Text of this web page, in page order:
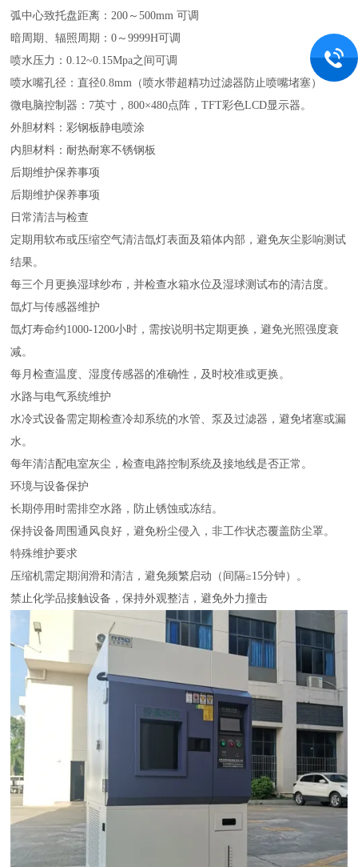
弧中心致托盘距离：200～500mm 可调
暗周期、辐照周期：0～9999H可调
喷水压力：0.12~0.15Mpa之间可调
喷水嘴孔径：直径0.8mm（喷水带超精功过滤器防止喷嘴堵塞）
微电脑控制器：7英寸，800×480点阵，TFT彩色LCD显示器。
外胆材料：彩钢板静电喷涂
内胆材料：耐热耐寒不锈钢板
后期维护保养事项
后期维护保养事项
‌日常清洁与检查‌
定期用软布或压缩空气清洁氙灯表面及箱体内部，避免灰尘影响测试
结果。
每三个月更换湿球纱布，并检查水箱水位及湿球测试布的清洁度。
‌氙灯与传感器维护‌
氙灯寿命约1000-1200小时，需按说明书定期更换，避免光照强度衰
减。
每月检查温度、湿度传感器的准确性，及时校准或更换。
‌水路与电气系统维护‌
水冷式设备需定期检查冷却系统的水管、泵及过滤器，避免堵塞或漏
水。
每年清洁配电室灰尘，检查电路控制系统及接地线是否正常。
‌环境与设备保护‌
长期停用时需排空水路，防止锈蚀或冻结。
保持设备周围通风良好，避免粉尘侵入，非工作状态覆盖防尘罩。
‌特殊维护要求‌
压缩机需定期润滑和清洁，避免频繁启动（间隔≥15分钟）。
禁止化学品接触设备，保持外观整洁，避免外力撞击